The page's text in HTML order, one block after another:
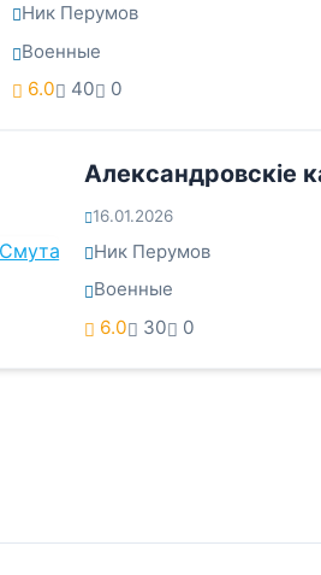
Ник Перумов
Военные
6.0
40 0
Александровскiе
16.01.2026
Ник Перумов
Военные
6.0
30 0